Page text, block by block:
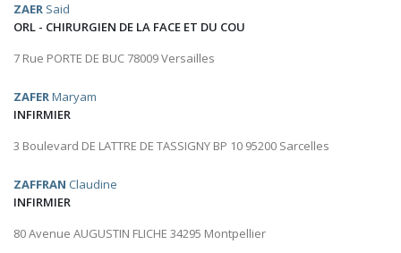
ZAER Said
ORL - CHIRURGIEN DE LA FACE ET DU COU
7 Rue PORTE DE BUC 78009 Versailles
ZAFERMaryam
INFIRMIER
3 Boulevard DE LATTRE DE TASSIGNY BP 10 95200 Sarcelles
ZAFFRAN Claudine
INFIRMIER
80 Avenue AUGUSTIN FLICHE 34295 Montpellier